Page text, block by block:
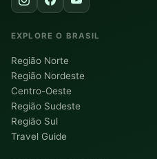
EXPLORE O BRASIL
Região Norte
Região Nordeste
Centro-Oeste
Região Sudeste
Região Sul
Travel Guide